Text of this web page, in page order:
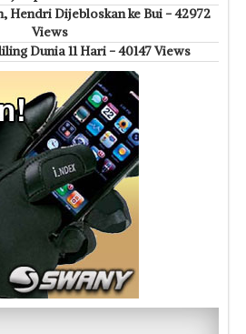
Hendri Dijebloskan ke Bui - 42972
Views
Dunia 11 Hari - 40147 Views